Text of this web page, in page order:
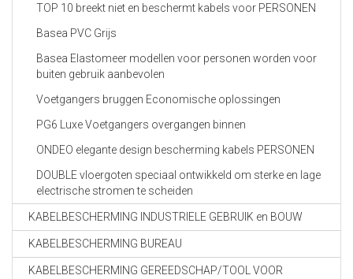
TOP 10 breekt niet en beschermt kabels voor PERSONEN
Basea PVC Grijs
Basea Elastomeer modellen voor personen worden voor
buiten gebruik aanbevolen
Voetgangers bruggen Economische oplossingen
PG6 Luxe Voetgangers overgangen binnen
ONDEO elegante design bescherming kabels PERSONEN
DOUBLE vloergoten speciaal ontwikkeld om sterke en lage
electrische stromen te scheiden
KABELBESCHERMING INDUSTRIELE GEBRUIK en BOUW
KABELBESCHERMING BUREAU
KABELBESCHERMING GEREEDSCHAP/TOOL VOOR